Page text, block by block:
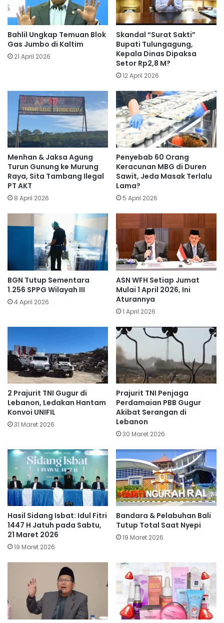
Bahlil Ungkap Temuan Blok
Gas Jumbo di Kaltim
21 April 2026
Skandal “Surat Sakti”
Bupati Tulungagung,
Kepala Dinas Dipaksa
Setor Rp2,8 M?
12 April 2026
Menhan & Jaksa Agung
Turun Gunung ke Murung
Raya, Sita Tambang Ilegal
PT AKT
8 April 2026
Penyebab 60 Orang
Keracunan MBG di Duren
Sawit, Jeda Masak Terlalu
Lama?
5 April 2026
BGN Tutup Sementara
1.256 SPPG Wilayah III
4 April 2026
ASN WFH Setiap Jumat
Mulai 1 April 2026, Ini
Aturannya
1 April 2026
​2 Prajurit TNI Gugur di
Lebanon, Ledakan Hantam
Konvoi UNIFIL
31 Maret 2026
Prajurit TNI Penjaga
Perdamaian PBB Gugur
Akibat Serangan di
Lebanon
30 Maret 2026
Hasil Sidang Isbat: Idul Fitri
1447 H Jatuh pada Sabtu,
21 Maret 2026
19 Maret 2026
Bandara & Pelabuhan Bali
Tutup Total Saat Nyepi
19 Maret 2026